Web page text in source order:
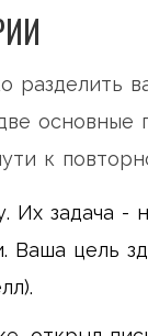
основные
к
Их задача -
Ваша цель